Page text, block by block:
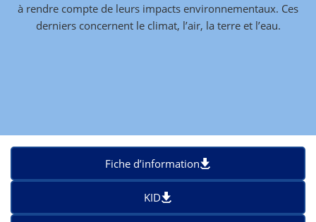
à rendre compte de leurs impacts environnementaux. Ces
derniers concernent le climat, l’air, la terre et l’eau.
Fiche d’information
KID